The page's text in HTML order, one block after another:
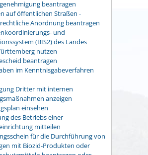
beantragen
auf öffentlichen Straßen -
Anordnung beantragen
und
(BIS2) des Landes
nutzen
beantragen
im Kenntnisgabeverfahren
Dritter mit internen
anzeigen
einsehen
des Betriebs einer
mitteilen
für die Durchführung von
mit Biozid-Produkten oder